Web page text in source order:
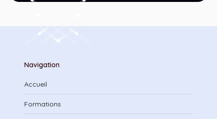
Navigation
Accueil
Formations